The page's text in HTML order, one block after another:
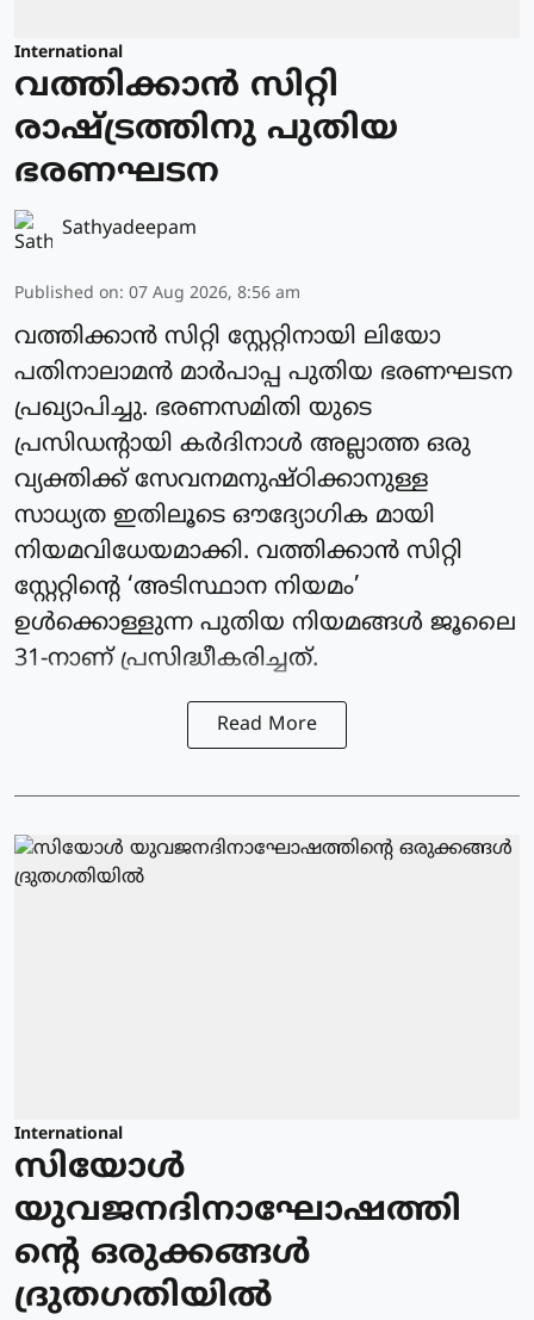
International
വത്തിക്കാന്‍ സിറ്റി
രാഷ്ട്രത്തിനു പുതിയ
ഭരണഘടന
Sathyadeepam
Published on: 07 Aug 2026, 8:56 am
വത്തിക്കാന്‍ സിറ്റി സ്റ്റേറ്റിനായി ലിയോ
പതിനാലാമന്‍ മാര്‍പാപ്പ പുതിയ ഭരണഘടന
പ്രഖ്യാപിച്ചു. ഭരണസമിതി യുടെ
പ്രസിഡന്റായി കര്‍ദിനാള്‍ അല്ലാത്ത ഒരു
വ്യക്തിക്ക് സേവനമനുഷ്ഠിക്കാനുള്ള
സാധ്യത ഇതിലൂടെ ഔദ്യോഗിക മായി
നിയമവിധേയമാക്കി. വത്തിക്കാന്‍ സിറ്റി
സ്റ്റേറ്റിന്റെ ‘അടിസ്ഥാന നിയമം’
ഉള്‍ക്കൊള്ളുന്ന പുതിയ നിയമങ്ങള്‍ ജൂലൈ
31-നാണ് പ്രസിദ്ധീകരിച്ചത്.
Read More
International
സിയോള്‍
യുവജനദിനാഘോഷത്തി
ന്റെ ഒരുക്കങ്ങള്‍
ദ്രുതഗതിയില്‍